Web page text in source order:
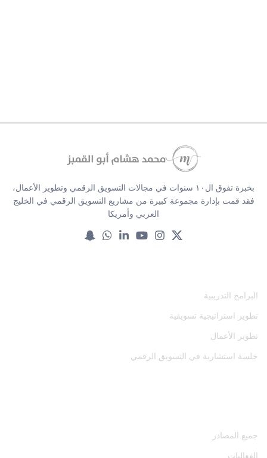
بخبرة تفوق ال١٠ سنوات في مجالات التسويق الرقمي وتطوير الأعمال،
فقد قمت بإدارة مجموعة كبيرة من مشاريع التسويق الرقمي في الخليج
العربي وأمريكا
البرامج التدريبية
تطوير استراتيجية تسويقية
تطوير الأعمال
جلسة استشارية في التسويق الرقمي
جميع المصادر
الفعاليات